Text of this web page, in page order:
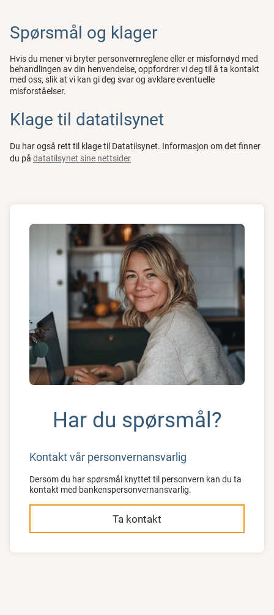
Spørsmål og klager
Hvis du mener vi bryter personvernreglene eller er misfornøyd med
behandlingen av din henvendelse, oppfordrer vi deg til å ta kontakt
med oss, slik at vi kan gi deg svar og avklare eventuelle
misforståelser.
Klage til datatilsynet
Du har også rett til klage til Datatilsynet. Informasjon om det finner
du på datatilsynet sine nettsider
Har du spørsmål?
Kontakt vår personvernansvarlig
Dersom du har spørsmål knyttet til personvern kan du ta
kontakt med bankenspersonvernansvarlig.
Ta kontakt